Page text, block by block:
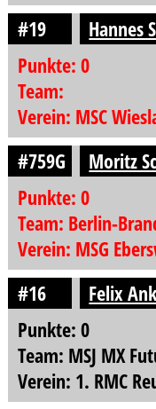
#19
Hannes
Punkte: 0
Team:
Verein: MSC
#759G
Moritz
Punkte: 0
Team: Berlin-
Verein: MSG
#16
Felix
Punkte: 0
Team: MSJ MX
Verein: 1. RMC